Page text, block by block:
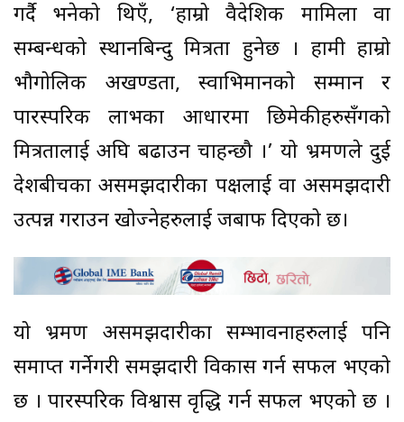
गर्दै भनेको थिएँ, ‘हाम्रो वैदेशिक मामिला वा
सम्बन्धको प्रस्थानबिन्दु मित्रता हुनेछ । हामी हाम्रो
भौगोलिक अखण्डता, स्वाभिमानको सम्मान र
पारस्परिक लाभका आधारमा छिमेकीहरुसँगको
मित्रतालाई अघि बढाउन चाहन्छौ ।’ यो भ्रमणले दुई
देशबीचका असमझदारीका पक्षलाई वा असमझदारी
उत्पन्न गराउन खोज्नेहरुलाई जबाफ दिएको छ।
यो भ्रमण असमझदारीका सम्भावनाहरुलाई पनि
समाप्त गर्नेगरी समझदारी विकास गर्न सफल भएको
छ । पारस्परिक विश्वास वृद्धि गर्न सफल भएको छ ।